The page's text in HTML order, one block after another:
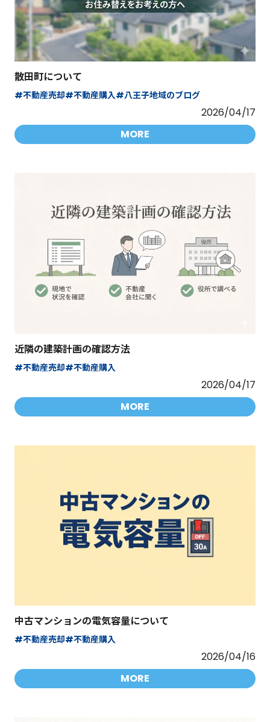
散田町について
#不動産売却#不動産購入#八王子地域のブログ
2026/04/17
MORE
近隣の建築計画の確認方法
#不動産売却#不動産購入
2026/04/17
MORE
中古マンションの電気容量について
#不動産売却#不動産購入
2026/04/16
MORE